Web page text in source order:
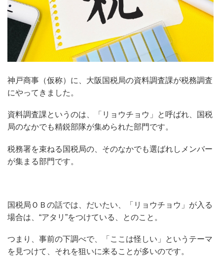
神戸商事（仮称）に、大阪国税局の資料調査課が税務調査
にやってきました。
資料調査課というのは、「リョウチョウ」と呼ばれ、国税
局のなかでも精鋭部隊が集められた部門です。
税務署を束ねる国税局の、そのなかでも選ばれしメンバー
が集まる部門です。
国税局ＯＢの話では、だいたい、「リョウチョウ」が入る
場合は、“アタリ”をつけている、とのこと。
つまり、事前の下調べで、「ここは怪しい」というテーマ
を見つけて、それを狙いに来ることが多いのです。